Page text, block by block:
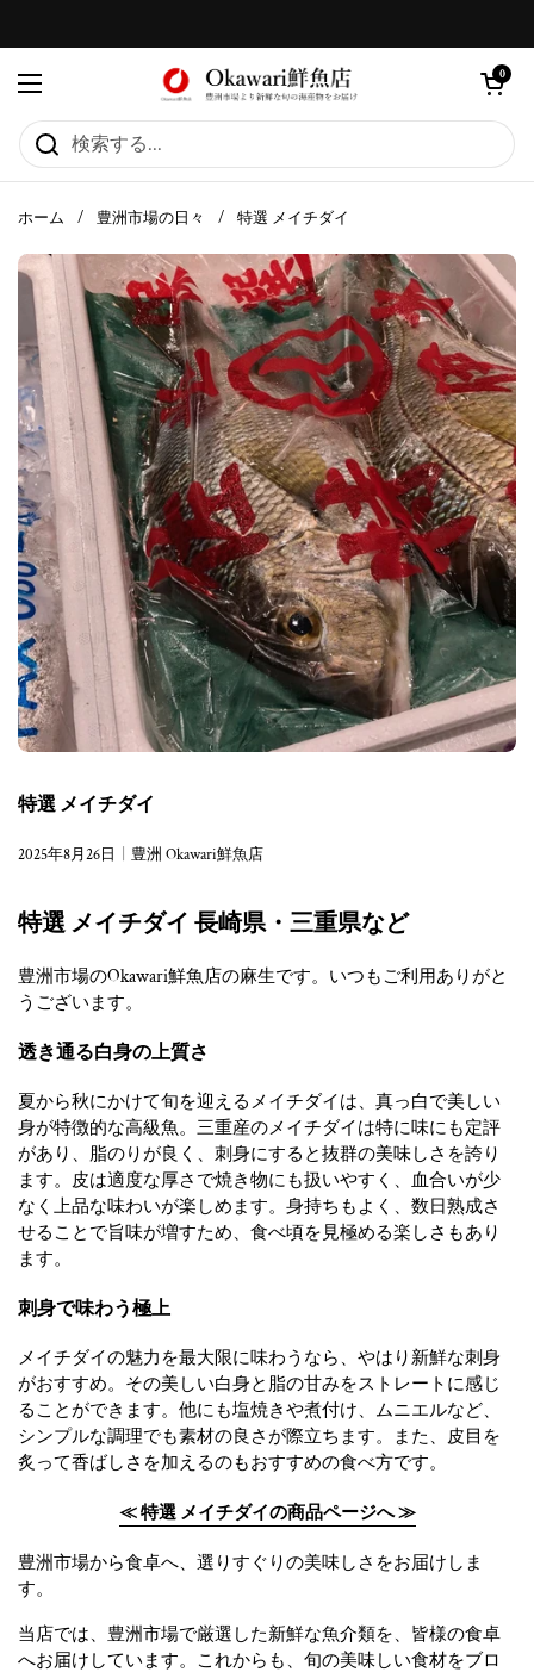
メニューを開く
カートを
0
ホーム / 豊洲市場の日々 / 特選 メイチダイ
特選 メイチダイ
2025年8月26日 豊洲 Okawari鮮魚店
特選 メイチダイ 長崎県・三重県など
豊洲市場のOkawari鮮魚店の麻生です。いつもご利用ありがと
うございます。
透き通る白身の上質さ
夏から秋にかけて旬を迎えるメイチダイは、真っ白で美しい
身が特徴的な高級魚。三重産のメイチダイは特に味にも定評
があり、脂のりが良く、刺身にすると抜群の美味しさを誇り
ます。皮は適度な厚さで焼き物にも扱いやすく、血合いが少
なく上品な味わいが楽しめます。身持ちもよく、数日熟成さ
せることで旨味が増すため、食べ頃を見極める楽しさもあり
ます。
刺身で味わう極上
メイチダイの魅力を最大限に味わうなら、やはり新鮮な刺身
がおすすめ。その美しい白身と脂の甘みをストレートに感じ
ることができます。他にも塩焼きや煮付け、ムニエルなど、
シンプルな調理でも素材の良さが際立ちます。また、皮目を
炙って香ばしさを加えるのもおすすめの食べ方です。
≪ 特選 メイチダイの商品ページへ ≫
豊洲市場から食卓へ、選りすぐりの美味しさをお届けしま
す。
当店では、豊洲市場で厳選した新鮮な魚介類を、皆様の食卓
へお届けしています。これからも、旬の美味しい食材をブロ